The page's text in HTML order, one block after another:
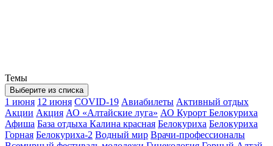
Темы
Выберите из списка
1 июня 12 июня COVID-19 Авиабилеты Активный отдых
Акции Акция АО «Алтайские луга» АО Курорт Белокуриха
Афиша База отдыха Калина красная Белокуриха Белокуриха
Горная Белокуриха-2 Водный мир Врачи-профессионалы